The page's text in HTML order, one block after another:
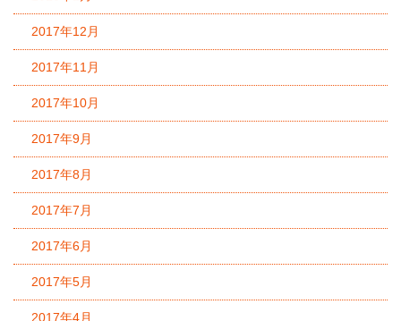
2017年12月
2017年11月
2017年10月
2017年9月
2017年8月
2017年7月
2017年6月
2017年5月
2017年4月